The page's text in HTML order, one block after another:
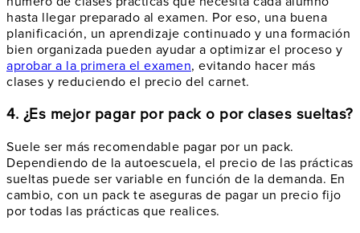
hasta llegar preparado al examen. Por eso, una buena
planificación, un aprendizaje continuado y una formación
bien organizada pueden ayudar a optimizar el proceso y
aprobar a la primera el examen, evitando hacer más
clases y reduciendo el precio del carnet.
4. ¿Es mejor pagar por pack o por clases sueltas?
Suele ser más recomendable pagar por un pack.
Dependiendo de la autoescuela, el precio de las prácticas
sueltas puede ser variable en función de la demanda. En
cambio, con un pack te aseguras de pagar un precio fijo
por todas las prácticas que realices.